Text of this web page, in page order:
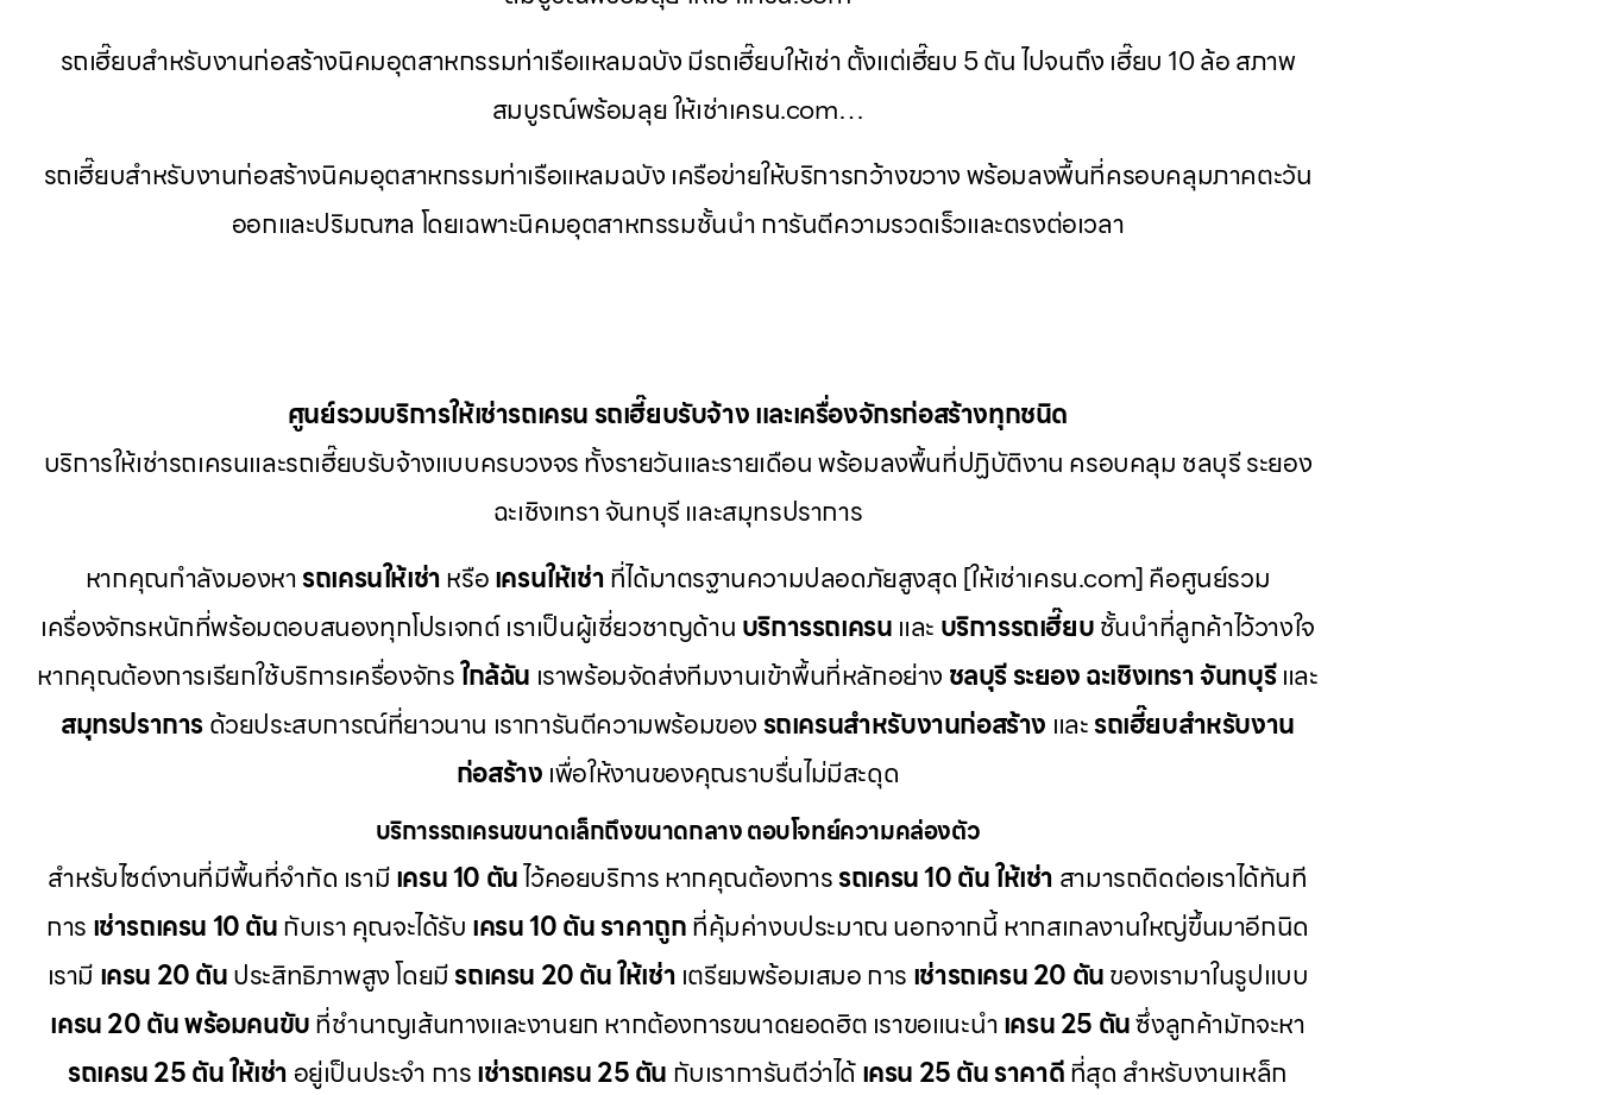
รถเฮี๊ยบสำหรับงานก่อสร้างนิคมอุตสาหกรรมท่าเรือแหลมฉบัง มีรถเฮี๊ยบให้เช่า ตั้งแต่เฮี๊ยบ 5 ตัน ไปจนถึง เฮี๊ยบ 10 ล้อ สภาพ
สมบูรณ์พร้อมลุย ให้เช่าเครน.com…
รถเฮี๊ยบสำหรับงานก่อสร้างนิคมอุตสาหกรรมท่าเรือแหลมฉบัง เครือข่ายให้บริการกว้างขวาง พร้อมลงพื้นที่ครอบคลุมภาคตะวัน
ออกและปริมณฑล โดยเฉพาะนิคมอุตสาหกรรมชั้นนำ การันตีความรวดเร็วและตรงต่อเวลา
ศูนย์รวมบริการให้เช่ารถเครน รถเฮี๊ยบรับจ้าง และเครื่องจักรก่อสร้างทุกชนิด
บริการให้เช่ารถเครนและรถเฮี๊ยบรับจ้างแบบครบวงจร ทั้งรายวันและรายเดือน พร้อมลงพื้นที่ปฏิบัติงาน ครอบคลุม ชลบุรี ระยอง
ฉะเชิงเทรา จันทบุรี และสมุทรปราการ
หากคุณกำลังมองหารถเครนให้เช่าหรือเครนให้เช่าที่ได้มาตรฐานความปลอดภัยสูงสุด [ให้เช่าเครน.com] คือศูนย์รวม
เครื่องจักรหนักที่พร้อมตอบสนองทุกโปรเจกต์ เราเป็นผู้เชี่ยวชาญด้าน บริการรถเครน และ บริการรถเฮี๊ยบชั้นนำที่ลูกค้าไว้วางใจ
หากคุณต้องการเรียกใช้บริการเครื่องจักรใกล้ฉัน เราพร้อมจัดส่งทีมงานเข้าพื้นที่หลักอย่าง ชลบุรี ระยอง ฉะเชิงเทรา จันทบุรีและ
สมุทรปราการด้วยประสบการณ์ที่ยาวนาน เราการันตีความพร้อมของรถเครนสำหรับงานก่อสร้าง และรถเฮี๊ยบสำหรับงาน
ก่อสร้าง เพื่อให้งานของคุณราบรื่นไม่มีสะดุด
บริการรถเครนขนาดเล็กถึงขนาดกลาง ตอบโจทย์ความคล่องตัว
สำหรับไซต์งานที่มีพื้นที่จำกัด เรามีเครน 10 ตันไว้คอยบริการ หากคุณต้องการรถเครน 10 ตัน ให้เช่า สามารถติดต่อเราได้ทันที
การ เช่ารถเครน 10 ตันกับเรา คุณจะได้รับ เครน 10 ตัน ราคาถูกที่คุ้มค่างบประมาณ นอกจากนี้ หากสเกลงานใหญ่ขึ้นมาอีกนิด
เรามี เครน 20 ตันประสิทธิภาพสูง โดยมีรถเครน 20 ตัน ให้เช่า เตรียมพร้อมเสมอ การ เช่ารถเครน 20 ตันของเรามาในรูปแบบ
เครน 20 ตัน พร้อมคนขับที่ชำนาญเส้นทางและงานยก หากต้องการขนาดยอดฮิต เราขอแนะนำเครน 25 ตันซึ่งลูกค้ามักจะหา
รถเครน 25 ตัน ให้เช่า อยู่เป็นประจำ การเช่ารถเครน 25 ตัน กับเราการันตีว่าได้เครน 25 ตัน ราคาดีที่สุด สำหรับงานเหล็ก